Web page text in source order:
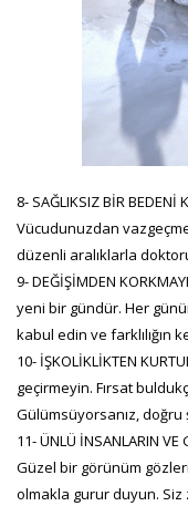
8- SAĞLIKSIZ BİR BEDENİ
Vücudunuzdan
düzenli aralıklarla
9- DEĞİŞİMDEN
yeni bir gündür. Her
kabul edin ve farklılığın
10- İŞKOLİKLİKTEN
geçirmeyin. Fırsat
Gülümsüyorsanız,
11- ÜNLÜ İNSANLARIN VE
Güzel bir görünüm
olmakla gurur duyun.